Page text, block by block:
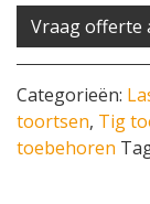
Vraag offerte
Categorieën:
toortsen, Tig
toebehoren